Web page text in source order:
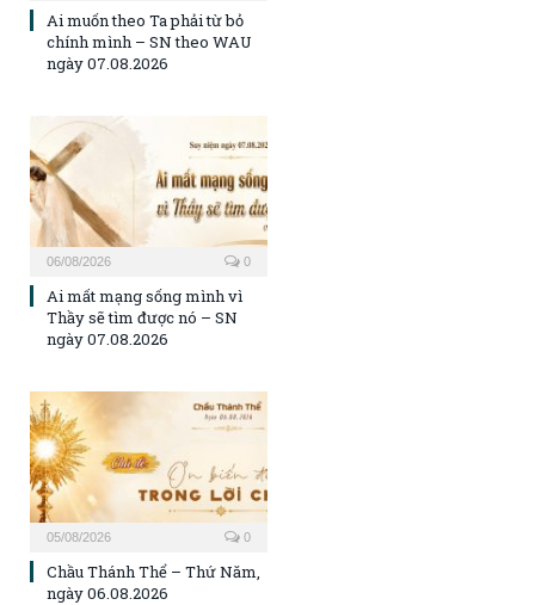
Ai muốn theo Ta phải từ bỏ
chính mình – SN theo WAU
ngày 07.08.2026
06/08/2026 0
Ai mất mạng sống mình vì
Thầy sẽ tìm được nó – SN
ngày 07.08.2026
05/08/2026 0
Chầu Thánh Thể – Thứ Năm,
ngày 06.08.2026